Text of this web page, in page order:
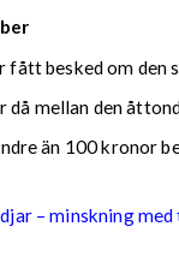
fått besked om
mellan den
än 100 kronor
– minskning